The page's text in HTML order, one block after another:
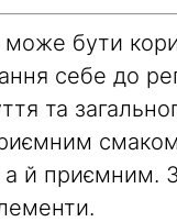
бути
себе до
та
а й приємним.